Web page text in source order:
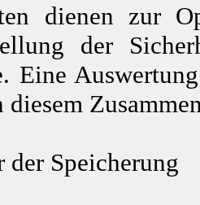
dienen zur
der
Eine
der Speicherung